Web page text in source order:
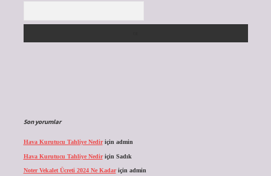
Son yorumlar
Hava Kurutucu Tahliye Nediriçin admin
Hava Kurutucu Tahliye Nediriçin Sadık
Noter Vekalet Ücreti 2024 Ne Kadariçin admin